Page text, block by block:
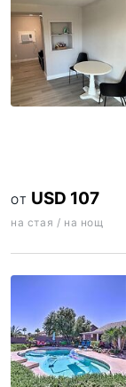
ОТ USD 107
на стая / на нощ